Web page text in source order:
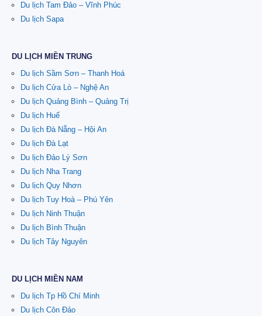
Du lịch Tam Đảo – Vĩnh Phúc
Du lịch Sapa
DU LỊCH MIỀN TRUNG
Du lịch Sầm Sơn – Thanh Hoá
Du lịch Cửa Lò – Nghệ An
Du lịch Quảng Bình – Quảng Trị
Du lịch Huế
Du lịch Đà Nẵng – Hội An
Du lịch Đà Lạt
Du lịch Đảo Lý Sơn
Du lịch Nha Trang
Du lịch Quy Nhơn
Du lịch Tuy Hoà – Phú Yên
Du lịch Ninh Thuận
Du lịch Bình Thuận
Du lịch Tây Nguyên
DU LỊCH MIỀN NAM
Du lịch Tp Hồ Chí Minh
Du lịch Côn Đảo